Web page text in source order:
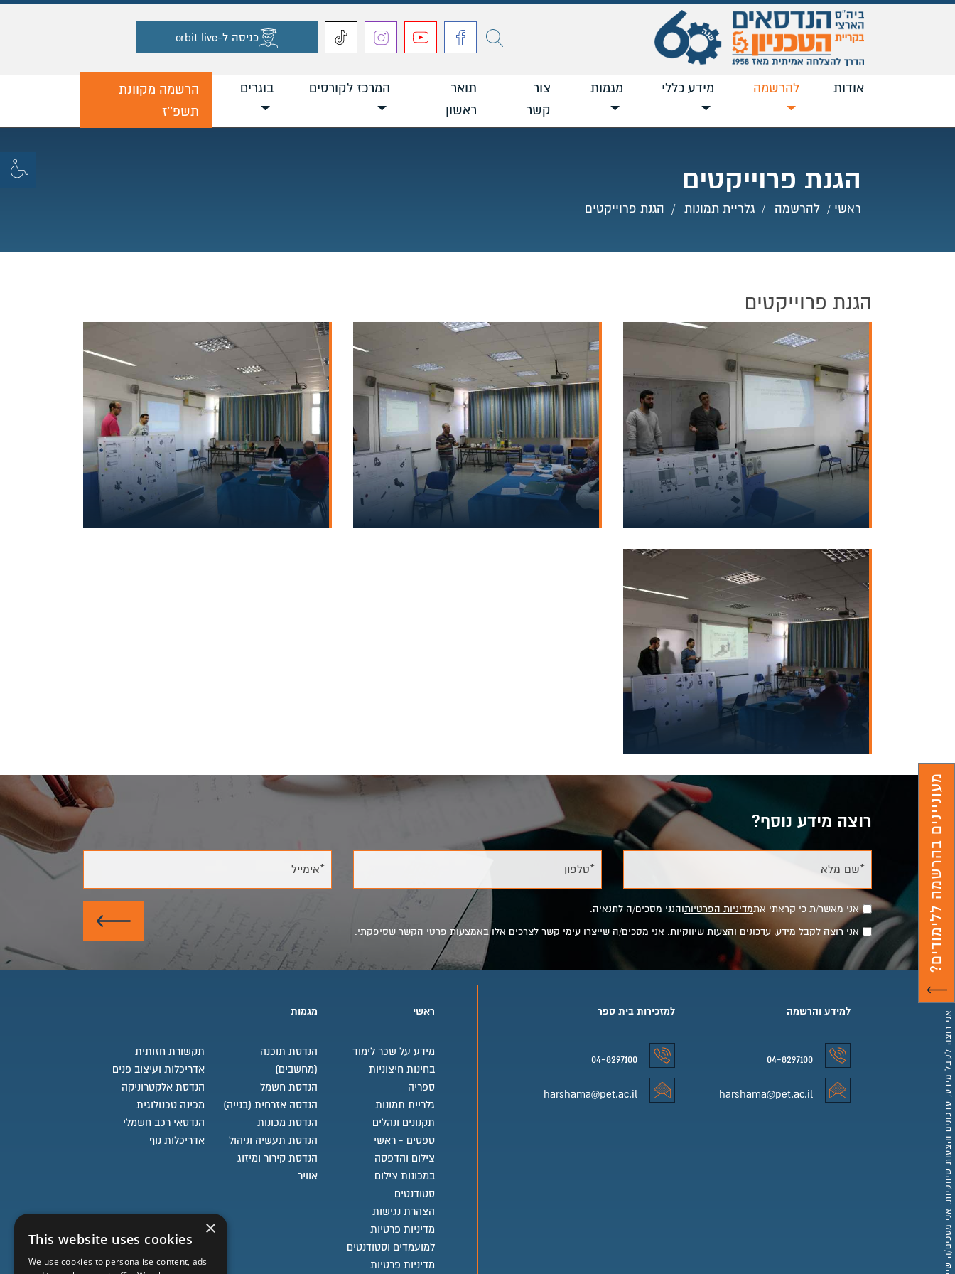
חפש
כניסה ל-orbit live
אודות להרשמה מידע כללי מגמות
צור
קשר
תואר
ראשון
המרכז לקורסים בוגרים
הרשמה מקוונת
תשפ''ז
הגנת פרוייקטים
ראשי להרשמה גלריית תמונות הגנת פרוייקטים
הגנת פרוייקטים
רוצה מידע נוסף?
*שם מלא *טלפון *אימייל
אני מאשר/ת כי קראתי אתמדיניות הפרטיותוהנני מסכים/ה לתנאיה.
אני רוצה לקבל מידע, עדכונים והצעות שיווקיות. אני מסכים/ה שייצרו עימי קשר לצרכים אלו באמצעות פרטי הקשר שסיפקתי.
שלח
למידע והרשמה
למידע והרשמה טלפון
04-8297100
harshama@pet.ac.il
למזכירות בית ספר
למזכירות בית ספר טלפון
04-8297100
harshama@pet.ac.il
ראשי
מידע על שכר לימוד
בחינות חיצוניות
ספריה
גלריית תמונות
תקנונים ונהלים
טפסים - ראשי
צילום והדפסה
במכונות צילום
סטודנטים
הצהרת נגישות
מדיניות פרטיות
למועמדים וסטודנטים
מדיניות פרטיות
מגמות
הנדסת תוכנה
(מחשבים)
הנדסת חשמל
הנדסה אזרחית (בנייה)
הנדסת מכונות
הנדסת תעשיה וניהול
הנדסת קירור ומיזוג
אוויר
תקשורת חזותית
אדריכלות ועיצוב פנים
הנדסת אלקטרוניקה
מכינה טכנולוגית
הנדסאי רכב חשמלי
אדריכלות נוף
מעוניינים בהרשמה ללימודים?
×
This website uses cookies
We use cookies to personalise content, ads